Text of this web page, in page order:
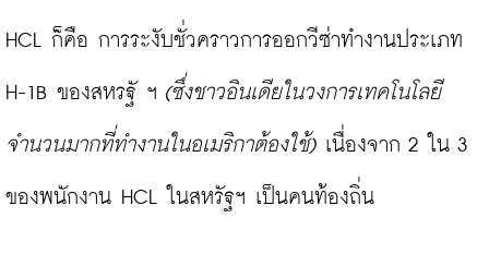
HCL ก็คือ การระงับชั่วคราวการออกวีซ่าทำงานประเภท
H-1B ของสหรฐั ฯ (ซึ่งชาวอินเดียในวงการเทคโนโลยี
จำนวนมากที่ทำงานในอเมริกาต้องใช้) เนื่องจาก 2 ใน 3
ของพนักงาน HCL ในสหรัฐฯ เป็นคนท้องถิ่น